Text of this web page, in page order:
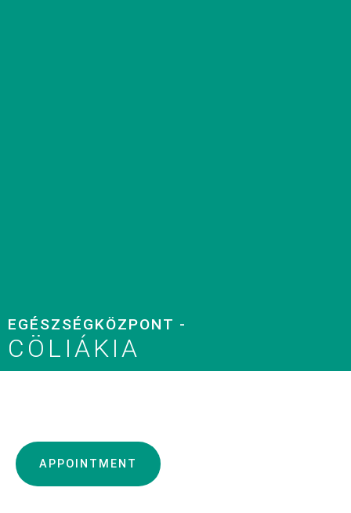
EGÉSZSÉGKÖZPONT -
CÖLIÁKIA
APPOINTMENT